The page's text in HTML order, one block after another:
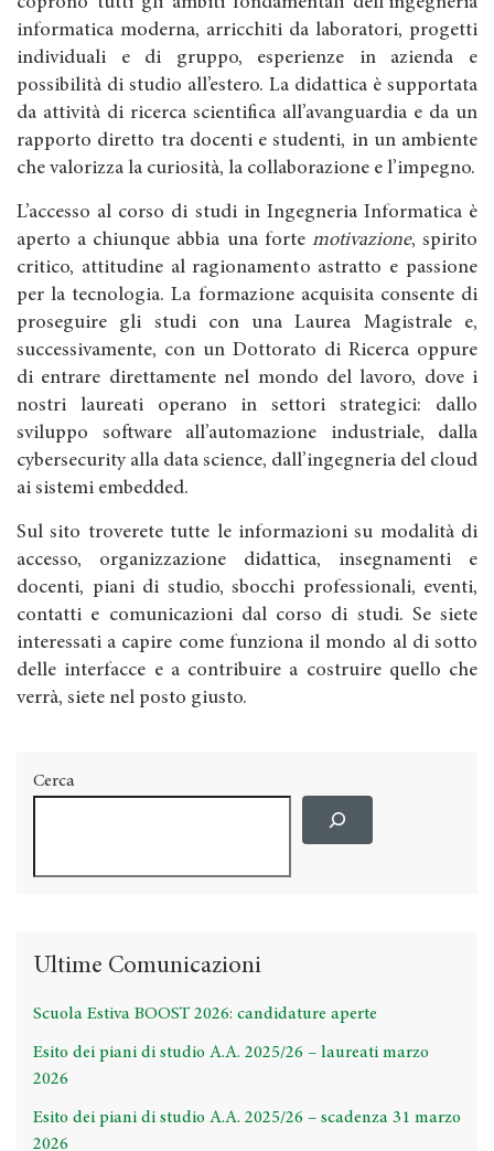
informatica moderna, arricchiti da laboratori, progetti
individuali e di gruppo, esperienze in azienda e
possibilità di studio all’estero. La didattica è supportata
da attività di ricerca scientifica all’avanguardia e da un
rapporto diretto tra docenti e studenti, in un ambiente
che valorizza la curiosità, la collaborazione e l’impegno.
L’accesso al corso di studi in Ingegneria Informatica è
aperto a chiunque abbia una forte motivazione, spirito
critico, attitudine al ragionamento astratto e passione
per la tecnologia. La formazione acquisita consente di
proseguire gli studi con una Laurea Magistrale e,
successivamente, con un Dottorato di Ricerca oppure
di entrare direttamente nel mondo del lavoro, dove i
nostri laureati operano in settori strategici: dallo
sviluppo software all’automazione industriale, dalla
cybersecurity alla data science, dall’ingegneria del cloud
ai sistemi embedded.
Sul sito troverete tutte le informazioni su modalità di
accesso, organizzazione didattica, insegnamenti e
docenti, piani di studio, sbocchi professionali, eventi,
contatti e comunicazioni dal corso di studi. Se siete
interessati a capire come funziona il mondo al di sotto
delle interfacce e a contribuire a costruire quello che
verrà, siete nel posto giusto.
Cerca
Ultime Comunicazioni
Scuola Estiva BOOST 2026: candidature aperte
Esito dei piani di studio A.A. 2025/26 – laureati marzo
2026
Esito dei piani di studio A.A. 2025/26 – scadenza 31 marzo
2026